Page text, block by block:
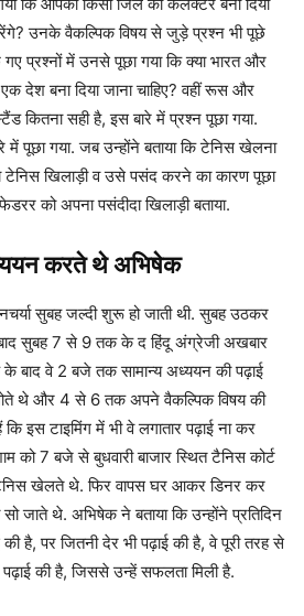
उनके वैकल्पिक विषय से जुड़े प्रश्न भी पूछे
प्रश्नों में उनसे पूछा गया कि क्या भारत और
देश बना दिया जाना चाहिए? वहीं रूस और
कितना सही है, इस बारे में प्रश्न पूछा गया.
में पूछा गया. जब उन्होंने बताया कि टेनिस खेलना
टेनिस खिलाड़ी व उसे पसंद करने का कारण पूछा
को अपना पसंदीदा खिलाड़ी बताया.
करते थे अभिषेक
सुबह जल्दी शुरू हो जाती थी. सुबह उठकर
सुबह 7 से 9 तक के द हिंदू अंग्रेजी अखबार
वे 2 बजे तक सामान्य अध्ययन की पढ़ाई
थे और 4 से 6 तक अपने वैकल्पिक विषय की
इस टाइमिंग में भी वे लगातार पढ़ाई ना कर
7 बजे से बुधवारी बाजार स्थित टैनिस कोर्ट
खेलते थे. फिर वापस घर आकर डिनर कर
जाते थे. अभिषेक ने बताया कि उन्होंने प्रतिदिन
है, पर जितनी देर भी पढ़ाई की है, वे पूरी तरह से
की है, जिससे उन्हें सफलता मिली है.